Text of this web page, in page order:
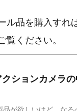
ル品を購入すれ
ください。
クションカメラ
が欲しいけど、なる